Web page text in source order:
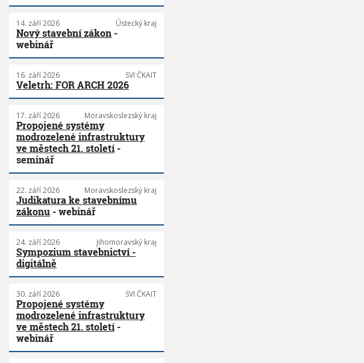
14. září 2026 Ústecký kraj
Nový stavební zákon -
webinář
16. září 2026 SVI ČKAIT
Veletrh: FOR ARCH 2026
17. září 2026 Moravskoslezský kraj
Propojené systémy
modrozelené infrastruktury
ve městech 21. století-
seminář
22. září 2026 Moravskoslezský kraj
Judikatura ke stavebnímu
zákonu - webinář
24. září 2026 Jihomoravský kraj
Sympozium stavebnictví -
digitálně
30. září 2026 SVI ČKAIT
Propojené systémy
modrozelené infrastruktury
ve městech 21. století-
webinář